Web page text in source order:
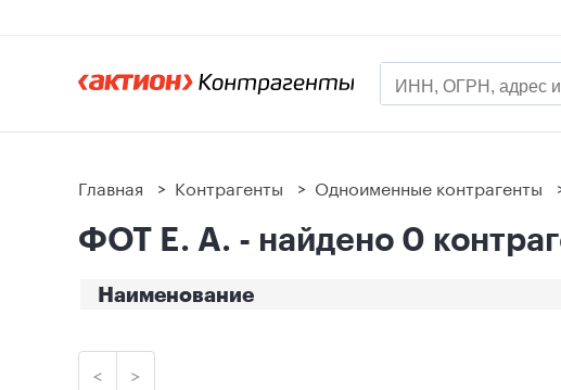
Главная > Контрагенты > Одноименные контрагенты
ФОТ Е. А. - найдено 0
Наименование
< >